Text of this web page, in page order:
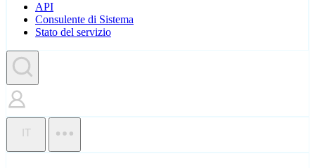
API
Consulente di Sistema
Stato del servizio
IT